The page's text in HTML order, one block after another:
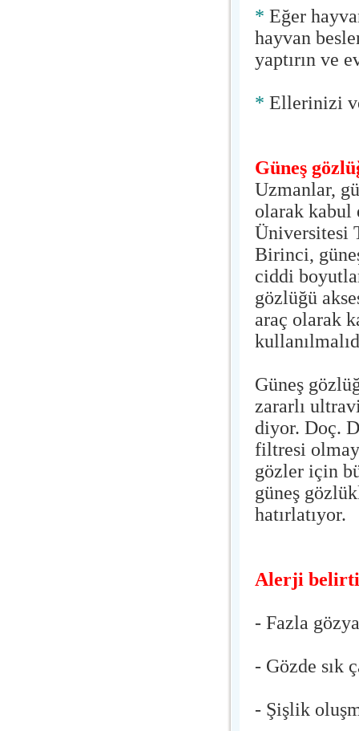
* Eğer
hayvan
yaptırın ve
* Ellerinizi
Güneş
Uzmanlar,
olarak kabul
Üniversitesi
Birinci,
ciddi
gözlüğü
araç olarak
Güneş
zararlı
diyor. Doç.
filtresi
gözler için
güneş
hatırlatıyor.
Alerji
- Fazla
- Gözde sık
- Şişlik